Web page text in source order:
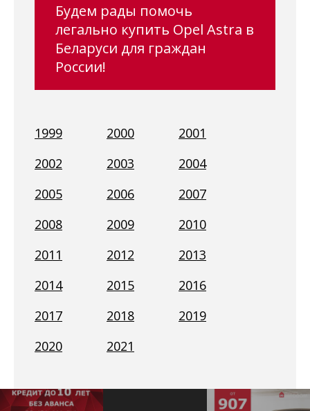
Будем рады помочь
легально купить Opel Astra в
Беларуси для граждан
России!
1999 2000
2001
2002
2003
2004
2005
2006
2007
2008
2009
2010
2011
2012
2013
2014
2015
2016
2017
2018
2019
2020
2021